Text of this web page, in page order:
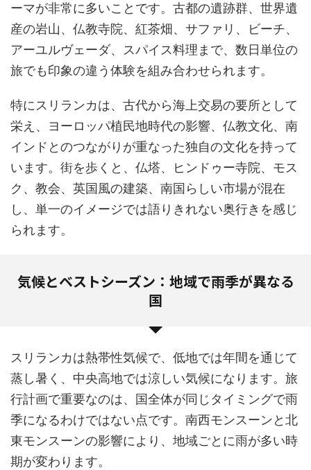
ーマが非常に多いことです。古都の遺跡群、世界遺
産の岩山、仏教寺院、紅茶畑、サファリ、ビーチ、
アーユルヴェーダ、スパイス料理まで、数日単位の
旅でも印象の違う体験を組み合わせられます。
特にスリランカは、古代から海上交易の要所として
栄え、ヨーロッパ植民地時代の影響、仏教文化、南
インドとのつながりが重なった独自の文化を持って
います。街を歩くと、仏塔、ヒンドゥー寺院、モス
ク、教会、英国風の建築、南国らしい市場が混在
し、単一のイメージでは語りきれない奥行きを感じ
られます。
気候とベストシーズン：地域で雨季が異なる
国
スリランカは熱帯性気候で、低地では年間を通じて
蒸し暑く、中央高地では涼しい気候になります。旅
行計画で重要なのは、国全体が同じタイミングで雨
季になるわけではない点です。南西モンスーンと北
東モンスーンの影響により、地域ごとに雨が多い時
期が変わります。